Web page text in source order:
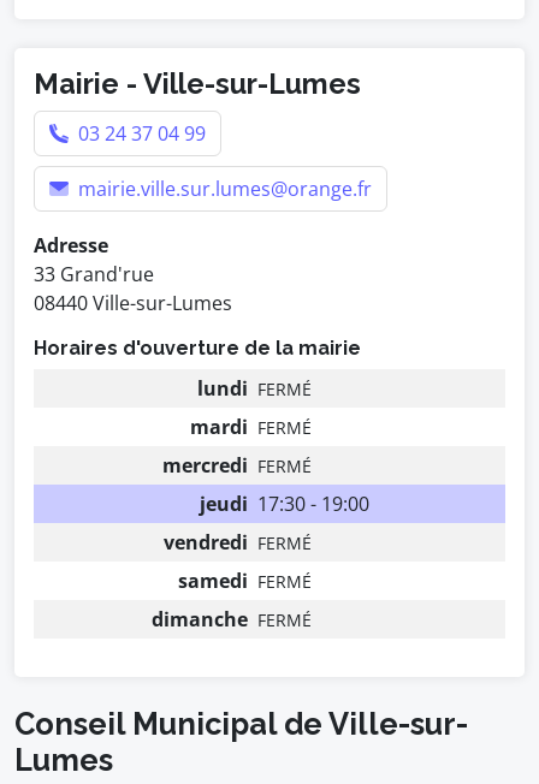
Mairie - Ville-sur-Lumes
03 24 37 04 99
mairie.ville.sur.lumes@orange.fr
Adresse
33 Grand'rue
08440 Ville-sur-Lumes
Horaires d'ouverture de la mairie
lundi FERMÉ
mardi FERMÉ
mercredi FERMÉ
jeudi 17:30 - 19:00
vendredi FERMÉ
samedi FERMÉ
dimanche FERMÉ
Conseil Municipal de Ville-sur-
Lumes